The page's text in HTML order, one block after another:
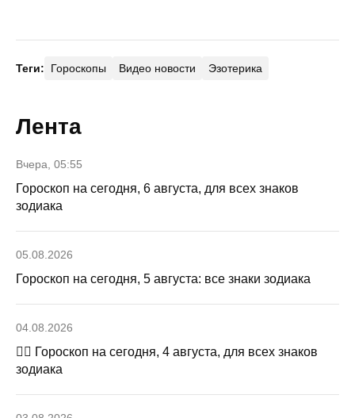
Теги: Гороскопы Видео новости Эзотерика
Лента
Вчера, 05:55
Гороскоп на сегодня, 6 августа, для всех знаков
зодиака
05.08.2026
Гороскоп на сегодня, 5 августа: все знаки зодиака
04.08.2026
🧙‍♀ Гороскоп на сегодня, 4 августа, для всех знаков
зодиака